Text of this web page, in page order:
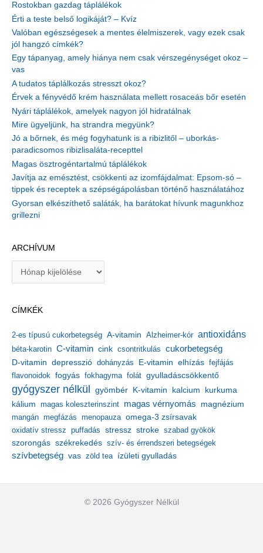
Rostokban gazdag táplálékok
Érti a teste belső logikáját? – Kvíz
Valóban egészségesek a mentes élelmiszerek, vagy ezek csak
jól hangzó címkék?
Egy tápanyag, amely hiánya nem csak vérszegénységet okoz –
vas
A tudatos táplálkozás stresszt okoz?
Érvek a fényvédő krém használata mellett rosaceás bőr esetén
Nyári táplálékok, amelyek nagyon jól hidratálnak
Mire ügyeljünk, ha strandra megyünk?
Jó a bőrnek, és még fogyhatunk is a ribizlitől – uborkás-
paradicsomos ribizlisaláta-recepttel
Magas ösztrogéntartalmú táplálékok
Javítja az emésztést, csökkenti az izomfájdalmat: Epsom-só –
tippek és receptek a szépségápolásban történő használatához
Gyorsan elkészíthető saláták, ha barátokat hívunk magunkhoz
grillezni
ARCHÍVUM
í
u
m
CÍMKÉK
2-es típusú cukorbetegség A-vitamin Alzheimer-kór antioxidáns
béta-karotin C-vitamin cink csontritkulás cukorbetegség
D-vitamin depresszió dohányzás E-vitamin elhízás fejfájás
flavonoidok fogyás fokhagyma folát gyulladáscsökkentő
gyógyszer nélkül gyömbér K-vitamin kalcium kurkuma
kálium magas koleszterinszint magas vérnyomás magnézium
mangán megfázás menopauza omega-3 zsírsavak
oxidatív stressz puffadás stressz stroke szabad gyökök
szorongás székrekedés szív- és érrendszeri betegségek
szívbetegség vas zöld tea ízületi gyulladás
© 2026 Gyógyszer Nélkül